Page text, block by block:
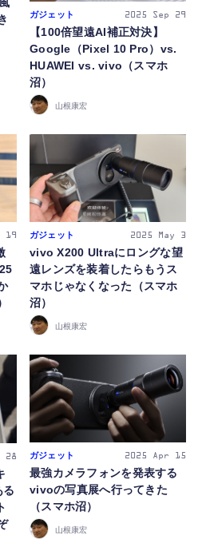
チャー
式ストア
ガジェット 2025 Sep 29
【100倍望遠AI補正対決】
Google（Pixel 10 Pro）vs.
HUAWEI vs. vivo（スマホ
沼）
山根康宏
19 ガジェット 2025 May 3
vivo X200 Ultraにロングな望
遠レンズを装着したらもうス
マホじゃなくなった（スマホ
沼）
山根康宏
28
る
ガジェット 2025 Apr 15
最強カメラフォンを発表する
vivoの写真展へ行ってきた
（スマホ沼）
山根康宏